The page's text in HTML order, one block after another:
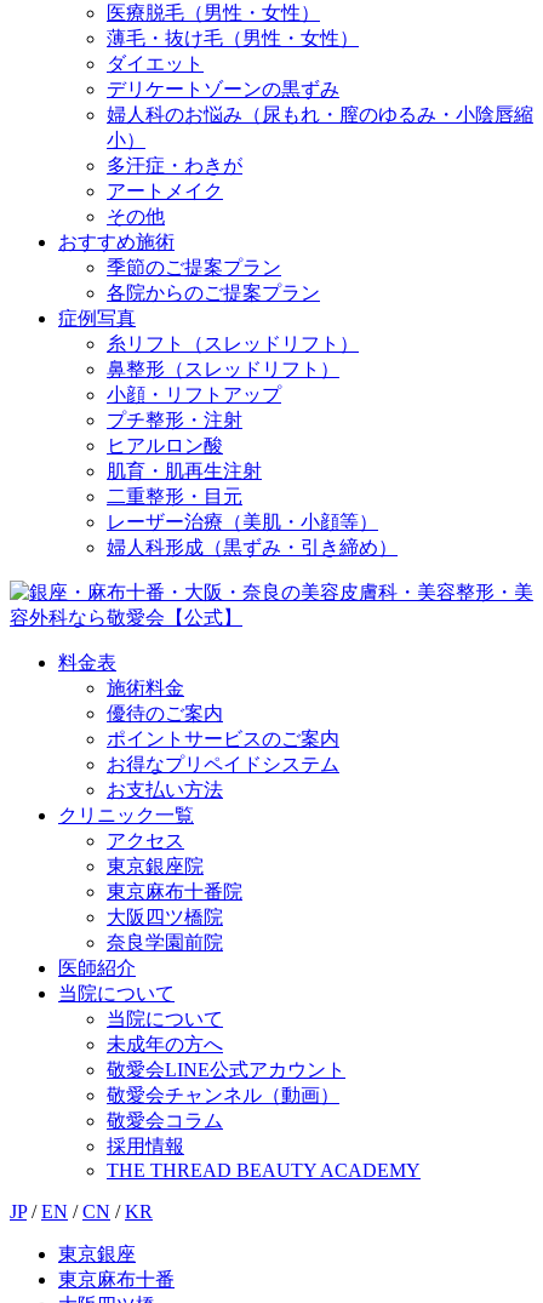
医療脱毛（男性・女性）
薄毛・抜け毛（男性・女性）
ダイエット
デリケートゾーンの黒ずみ
婦人科のお悩み（尿もれ・膣のゆるみ・小陰唇縮
小）
多汗症・わきが
アートメイク
その他
おすすめ施術
季節のご提案プラン
各院からのご提案プラン
症例写真
糸リフト（スレッドリフト）
鼻整形（スレッドリフト）
小顔・リフトアップ
プチ整形・注射
ヒアルロン酸
肌育・肌再生注射
二重整形・目元
レーザー治療（美肌・小顔等）
婦人科形成（黒ずみ・引き締め）
料金表
施術料金
優待のご案内
ポイントサービスのご案内
お得なプリペイドシステム
お支払い方法
クリニック一覧
アクセス
東京銀座院
東京麻布十番院
大阪四ツ橋院
奈良学園前院
医師紹介
当院について
当院について
未成年の方へ
敬愛会LINE公式アカウント
敬愛会チャンネル（動画）
敬愛会コラム
採用情報
THE THREAD BEAUTY ACADEMY
JP / EN / CN / KR
東京銀座
東京麻布十番